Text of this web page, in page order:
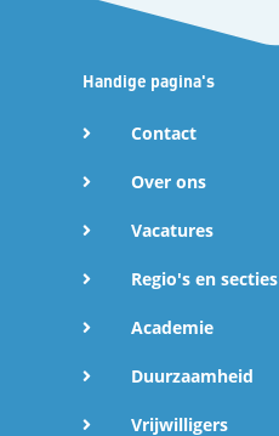
Handige pagina's
Contact
Over ons
Vacatures
Regio's en secties
Academie
Duurzaamheid
Vrijwilligers